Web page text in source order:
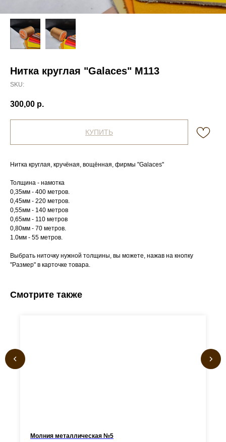
Нитка круглая "Galaces" М113
SKU:
300,00 р.
КУПИТЬ
Нитка круглая, кручёная, вощённая, фирмы "Galaces"
Толщина - намотка
0,35мм - 400 метров.
0,45мм - 220 метров.
0,55мм - 140 метров
0,65мм - 110 метров
0,80мм - 70 метров.
1.0мм - 55 метров.
Выбрать ниточку нужной толщины, вы можете, нажав на кнопку
"Размер" в карточке товара.
Смотрите также
Молния металлическая №5